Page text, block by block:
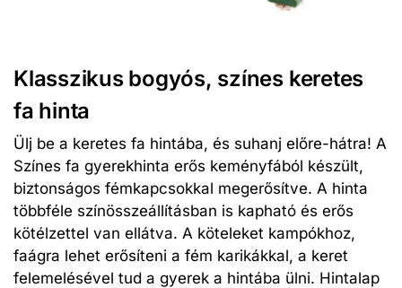
Klasszikus bogyós, színes keretes
fa hinta
Ülj be a keretes fa hintába, és suhanj előre-hátra! A
Színes fa gyerekhinta erős keményfából készült,
biztonságos fémkapcsokkal megerősítve. A hinta
többféle színösszeállításban is kapható és erős
kötélzettel van ellátva. A köteleket kampókhoz,
faágra lehet erősíteni a fém karikákkal, a keret
felemelésével tud a gyerek a hintába ülni. Hintalap